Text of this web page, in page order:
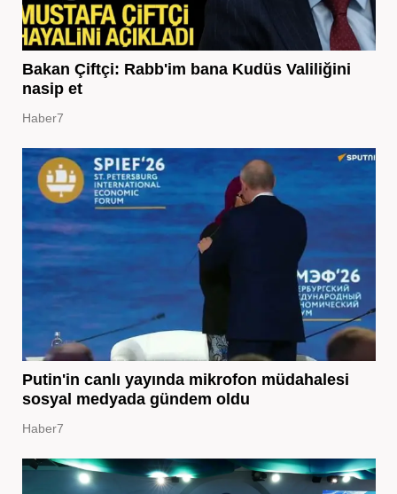
Bakan Çiftçi: Rabb'im bana Kudüs Valiliğini
nasip et
Haber7
Putin'in canlı yayında mikrofon müdahalesi
sosyal medyada gündem oldu
Haber7